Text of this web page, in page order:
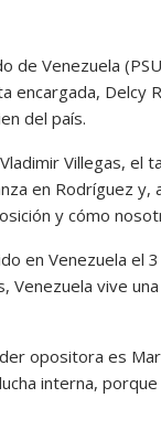
de Venezuela
encargada, Delcy
del país.
Villegas, el
en Rodríguez y,
y cómo
en Venezuela el
Venezuela vive
opositora es
interna,